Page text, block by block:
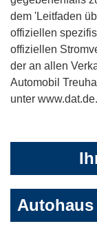
dem 'Leitfaden
offiziellen
offiziellen
der an allen
Automobil
unter www.dat.de.
Autohaus